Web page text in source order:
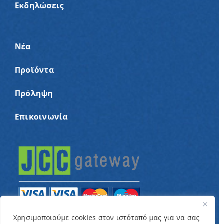
Χρησιμοποιούμε cookies στον ιστότοπό μας για να σας
Εκδηλώσεις
Νέα
Προϊόντα
Πρόληψη
Επικοινωνία